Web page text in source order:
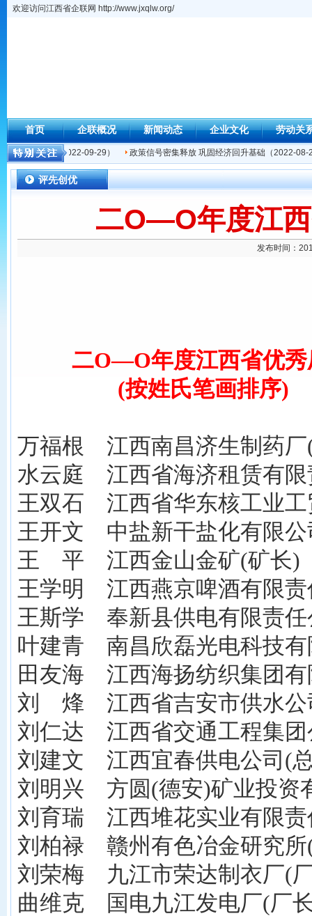
欢迎访问江西省企联网 http://www.jxqlw.org/
首页 企联概况 新闻动态 企业文化 劳动关
挺进中西…（2022-09-29） 政策信号密集释放 巩固经济回升基础（2022-08-
评先创优
二O—O年度江
发布时间：
二O—O年度江西省优秀
(按姓氏笔画排序)
万福根 江西南昌济生制药厂
水云庭 江西省海济租赁有限
王双石 江西省华东核工业工
王开文 中盐新干盐化有限公
王 平 江西金山金矿(矿长)
王学明 江西燕京啤酒有限责
王斯学 奉新县供电有限责任
叶建青 南昌欣磊光电科技有
田友海 江西海扬纺织集团有
刘 烽 江西省吉安市供水公
刘仁达 江西省交通工程集团
刘建文 江西宜春供电公司(
刘明兴 方圆(德安)矿业投资
刘育瑞 江西堆花实业有限责
刘柏禄 赣州有色冶金研究所
刘荣梅 九江市荣达制衣厂(
曲维克 国电九江发电厂(厂